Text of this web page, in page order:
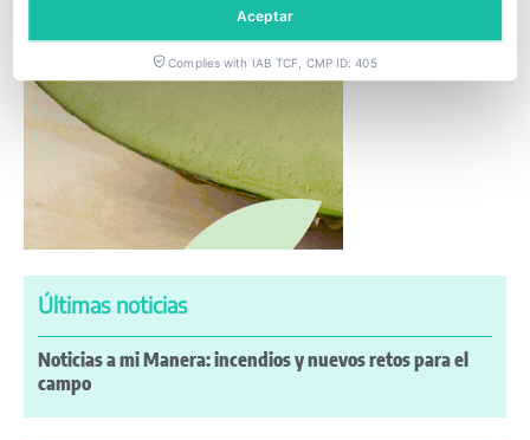
Últimas noticias
Noticias a mi Manera: incendios y nuevos retos para el
campo
Aceptar
Complies with IAB TCF, CMP ID: 405